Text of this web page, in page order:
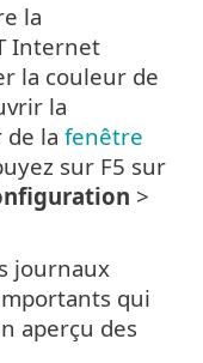
la
Internet
la couleur de
la
la fenêtre
sur F5 sur
>
journaux
qui
aperçu des